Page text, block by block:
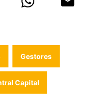
Gestores
Capital